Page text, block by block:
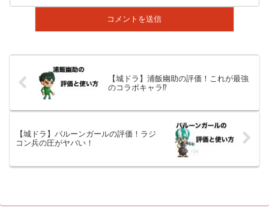
【城ドラ】浦飯幽助の評価！これが最強
のコラボキャラ⁉
【城ドラ】バルーンガールの評価！ラジ
コン兵の圧がヤバい！